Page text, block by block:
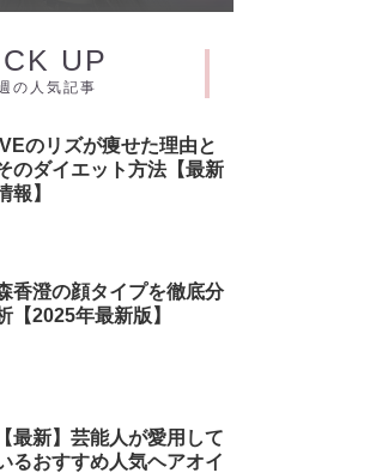
UP
の人気記事
IVEのリズが痩せた理由と
のダイエット方法【最新
報】
香澄の顔タイプを徹底分
【2025年最新版】
【最新】芸能人が愛用して
るおすすめ人気ヘアオイ